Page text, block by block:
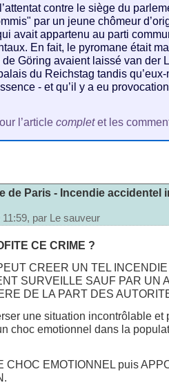
contre le siège du
par un jeune chômeur
avait appartenu au parti
En fait, le pyromane était
de Göring avaient laissé van der
du Reichstag tandis
- et qu’il y a eu
l’articlecompletet les
de Paris - Incendie accidentel
par Le sauveur
CE CRIME ?
CREER UN TEL
SURVEILLE SAUF PAR UN
DE LA PART DES
une situation incontrôlable et
choc emotionnel dans la
CHOC EMOTIONNEL puis